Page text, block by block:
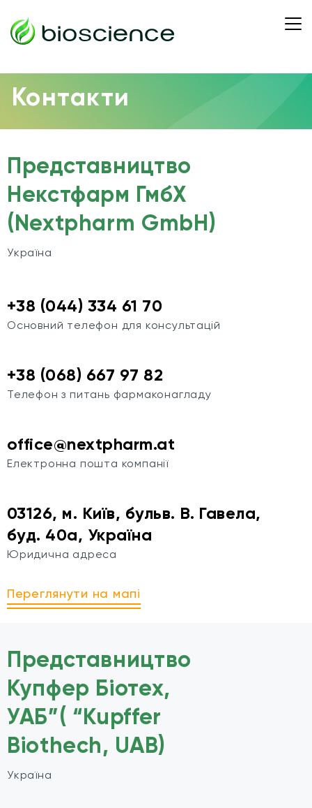
Контакти
Представництво
Некстфарм ГмбХ
(Nextpharm GmbH)
Україна
+38 (044) 334 61 70
Основний телефон для консультацій
+38 (068) 667 97 82
Телефон з питань фармаконагладу
office@nextpharm.at
Електронна пошта компанії
03126, м. Київ, бульв. В. Гавела,
буд. 40а, Україна
Юридична адреса
Переглянути на мапі
Представництво
Купфер Біотех,
УАБ”( “Kupffer
Biothech, UAB)
Україна